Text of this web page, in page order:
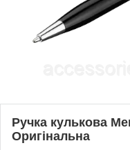
Ручка кулькова
Оригінальна